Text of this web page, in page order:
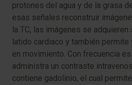
protones del agua y de la grasa
esas señales reconstruir
la TC, las imágenes se
latido cardiaco y también permite
en movimiento. Con frecuencia
administra un contraste
contiene gadolinio, el cual